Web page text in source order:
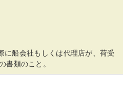
に船会社もしくは代理店が、荷受
類のこと。